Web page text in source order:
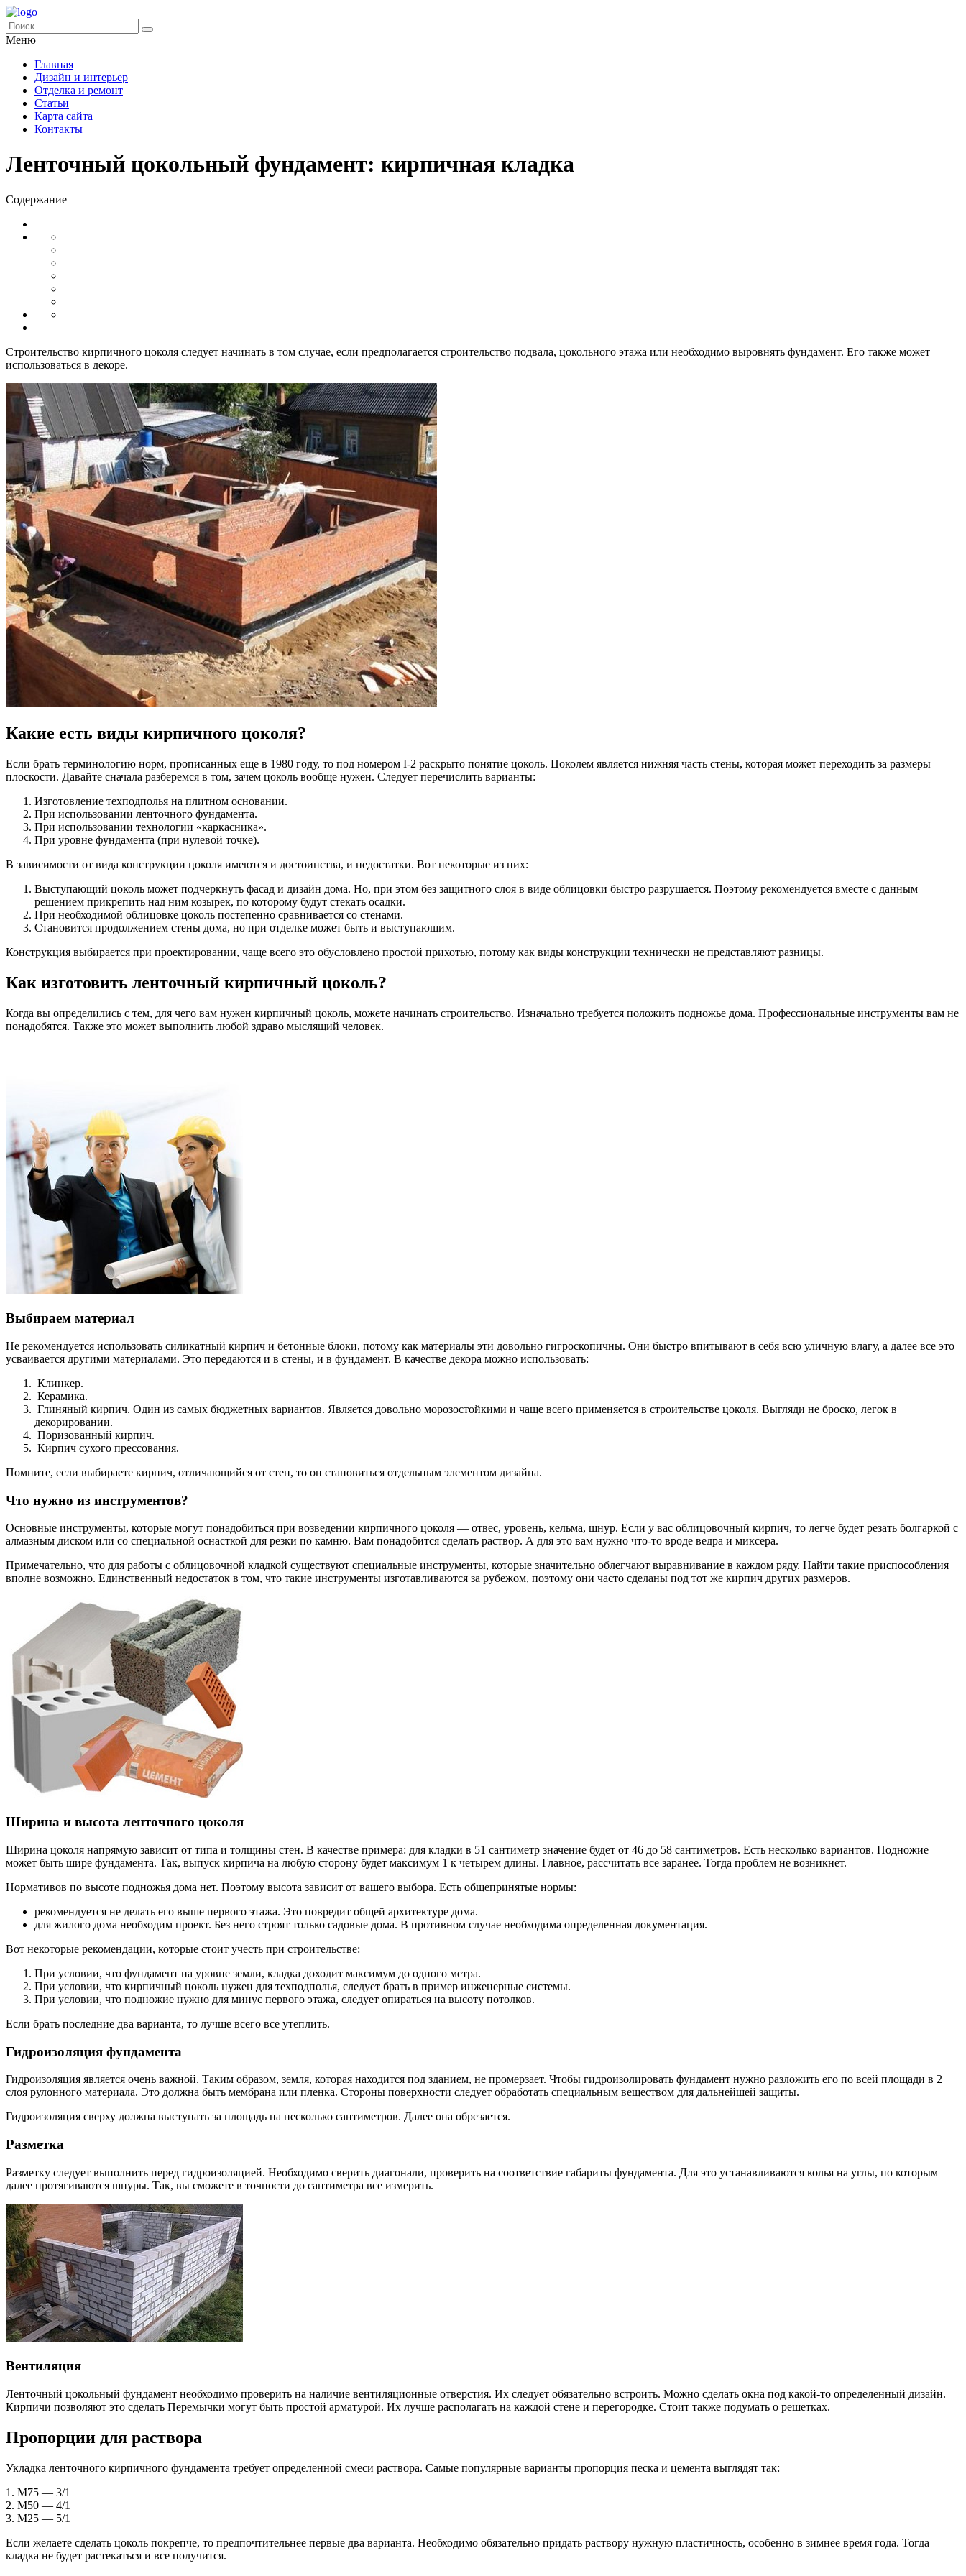
Меню
Главная
Дизайн и интерьер
Отделка и ремонт
Статьи
Карта сайта
Контакты
Ленточный цокольный фундамент: кирпичная кладка
Содержание
Строительство кирпичного цоколя следует начинать в том случае, если предполагается строительство подвала, цокольного этажа или необходимо выровнять фундамент. Его также может
использоваться в декоре.
Какие есть виды кирпичного цоколя?
Если брать терминологию норм, прописанных еще в 1980 году, то под номером I-2 раскрыто понятие цоколь. Цоколем является нижняя часть стены, которая может переходить за размеры
плоскости. Давайте сначала разберемся в том, зачем цоколь вообще нужен. Следует перечислить варианты:
Изготовление техподполья на плитном основании.
При использовании ленточного фундамента.
При использовании технологии «каркасника».
При уровне фундамента (при нулевой точке).
В зависимости от вида конструкции цоколя имеются и достоинства, и недостатки. Вот некоторые из них:
Выступающий цоколь может подчеркнуть фасад и дизайн дома. Но, при этом без защитного слоя в виде облицовки быстро разрушается. Поэтому рекомендуется вместе с данным
решением прикрепить над ним козырек, по которому будут стекать осадки.
При необходимой облицовке цоколь постепенно сравнивается со стенами.
Становится продолжением стены дома, но при отделке может быть и выступающим.
Конструкция выбирается при проектировании, чаще всего это обусловлено простой прихотью, потому как виды конструкции технически не представляют разницы.
Как изготовить ленточный кирпичный цоколь?
Когда вы определились с тем, для чего вам нужен кирпичный цоколь, можете начинать строительство. Изначально требуется положить подножье дома. Профессиональные инструменты вам не
понадобятся. Также это может выполнить любой здраво мыслящий человек.
Выбираем материал
Не рекомендуется использовать силикатный кирпич и бетонные блоки, потому как материалы эти довольно гигроскопичны. Они быстро впитывают в себя всю уличную влагу, а далее все это
усваивается другими материалами. Это передаются и в стены, и в фундамент. В качестве декора можно использовать:
Клинкер.
Керамика.
Глиняный кирпич. Один из самых бюджетных вариантов. Является довольно морозостойкими и чаще всего применяется в строительстве цоколя. Выгляди не броско, легок в
декорировании.
Поризованный кирпич.
Кирпич сухого прессования.
Помните, если выбираете кирпич, отличающийся от стен, то он становиться отдельным элементом дизайна.
Что нужно из инструментов?
Основные инструменты, которые могут понадобиться при возведении кирпичного цоколя — отвес, уровень, кельма, шнур. Если у вас облицовочный кирпич, то легче будет резать болгаркой с
алмазным диском или со специальной оснасткой для резки по камню. Вам понадобится сделать раствор. А для это вам нужно что-то вроде ведра и миксера.
Примечательно, что для работы с облицовочной кладкой существуют специальные инструменты, которые значительно облегчают выравнивание в каждом ряду. Найти такие приспособления
вполне возможно. Единственный недостаток в том, что такие инструменты изготавливаются за рубежом, поэтому они часто сделаны под тот же кирпич других размеров.
Ширина и высота ленточного цоколя
Ширина цоколя напрямую зависит от типа и толщины стен. В качестве примера: для кладки в 51 сантиметр значение будет от 46 до 58 сантиметров. Есть несколько вариантов. Подножие
может быть шире фундамента. Так, выпуск кирпича на любую сторону будет максимум 1 к четырем длины. Главное, рассчитать все заранее. Тогда проблем не возникнет.
Нормативов по высоте подножья дома нет. Поэтому высота зависит от вашего выбора. Есть общепринятые нормы:
рекомендуется не делать его выше первого этажа. Это повредит общей архитектуре дома.
для жилого дома необходим проект. Без него строят только садовые дома. В противном случае необходима определенная документация.
Вот некоторые рекомендации, которые стоит учесть при строительстве:
При условии, что фундамент на уровне земли, кладка доходит максимум до одного метра.
При условии, что кирпичный цоколь нужен для техподполья, следует брать в пример инженерные системы.
При условии, что подножие нужно для минус первого этажа, следует опираться на высоту потолков.
Если брать последние два варианта, то лучше всего все утеплить.
Гидроизоляция фундамента
Гидроизоляция является очень важной. Таким образом, земля, которая находится под зданием, не промерзает. Чтобы гидроизолировать фундамент нужно разложить его по всей площади в 2
слоя рулонного материала. Это должна быть мембрана или пленка. Стороны поверхности следует обработать специальным веществом для дальнейшей защиты.
Гидроизоляция сверху должна выступать за площадь на несколько сантиметров. Далее она обрезается.
Разметка
Разметку следует выполнить перед гидроизоляцией. Необходимо сверить диагонали, проверить на соответствие габариты фундамента. Для это устанавливаются колья на углы, по которым
далее протягиваются шнуры. Так, вы сможете в точности до сантиметра все измерить.
Вентиляция
Ленточный цокольный фундамент необходимо проверить на наличие вентиляционные отверстия. Их следует обязательно встроить. Можно сделать окна под какой-то определенный дизайн.
Кирпичи позволяют это сделать Перемычки могут быть простой арматурой. Их лучше располагать на каждой стене и перегородке. Стоит также подумать о решетках.
Пропорции для раствора
Укладка ленточного кирпичного фундамента требует определенной смеси раствора. Самые популярные варианты пропорция песка и цемента выглядят так:
1. М75 — 3/1
2. M50 — 4/1
3. M25 — 5/1
Если желаете сделать цоколь покрепче, то предпочтительнее первые два варианта. Необходимо обязательно придать раствору нужную пластичность, особенно в зимнее время года. Тогда
кладка не будет растекаться и все получится.